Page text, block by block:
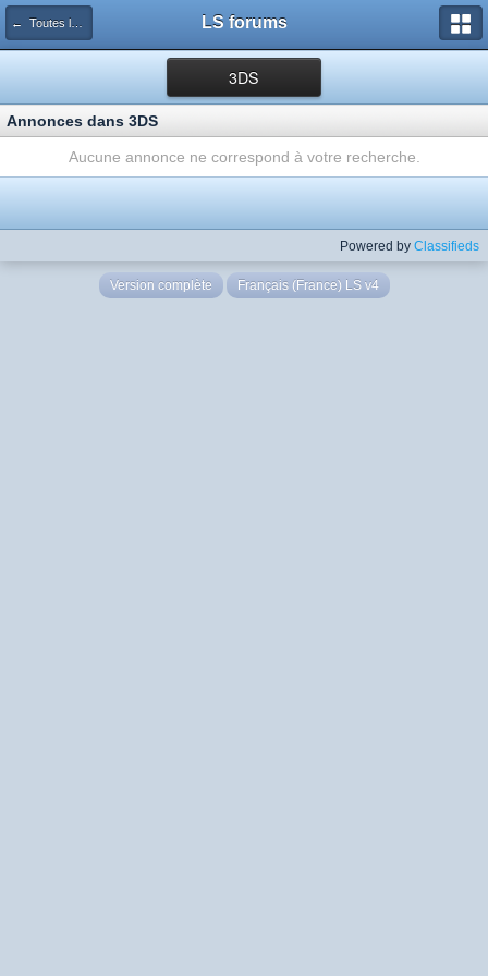
← Toutes les annonces LS forums
3DS
Annonces dans 3DS
Aucune annonce ne correspond à votre recherche.
Powered by Classifieds
Version complète Français (France) LS v4